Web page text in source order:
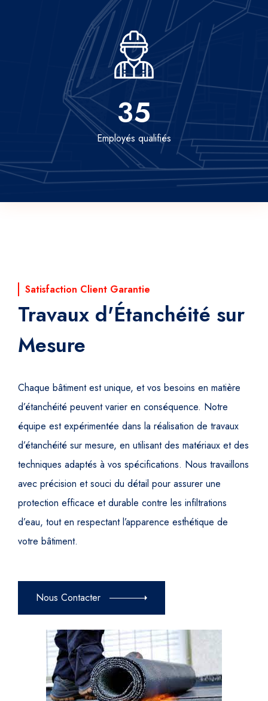
35
Employés qualifiés
Satisfaction Client Garantie
Travaux d'Étanchéité sur
Mesure
Chaque bâtiment est unique, et vos besoins en matière
d’étanchéité peuvent varier en conséquence. Notre
équipe est expérimentée dans la réalisation de travaux
d’étanchéité sur mesure, en utilisant des matériaux et des
techniques adaptés à vos spécifications. Nous travaillons
avec précision et souci du détail pour assurer une
protection efficace et durable contre les infiltrations
d’eau, tout en respectant l’apparence esthétique de
votre bâtiment.
Nous Contacter